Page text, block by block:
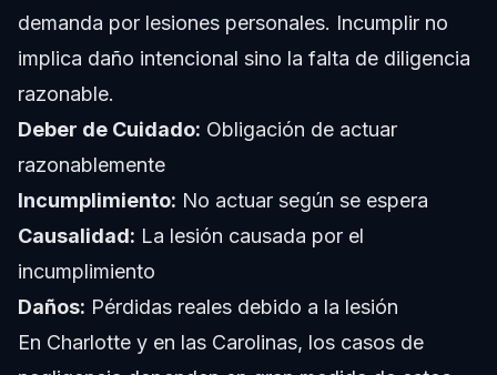
demanda por lesiones personales. Incumplir no
implica daño intencional sino la falta de diligencia
razonable.
Deber de Cuidado: Obligación de actuar
razonablemente
Incumplimiento: No actuar según se espera
Causalidad: La lesión causada por el
incumplimiento
Daños: Pérdidas reales debido a la lesión
En Charlotte y en las Carolinas, los casos de